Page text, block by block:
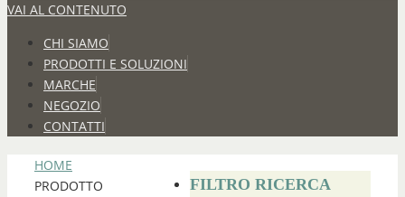
VAI AL CONTENUTO
CHI SIAMO
PRODOTTI E SOLUZIONI
MARCHE
NEGOZIO
CONTATTI
HOME
PRODOTTO
FILTRO RICERCA